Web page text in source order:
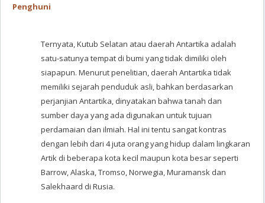
Penghuni
Ternyata, Kutub Selatan atau daerah Antartika adalah
satu-satunya tempat di bumi yang tidak dimiliki oleh
siapapun. Menurut penelitian, daerah Antartika tidak
memiliki sejarah penduduk asli, bahkan berdasarkan
perjanjian Antartika, dinyatakan bahwa tanah dan
sumber daya yang ada digunakan untuk tujuan
perdamaian dan ilmiah. Hal ini tentu sangat kontras
dengan lebih dari 4 juta orang yang hidup dalam lingkaran
Artik di beberapa kota kecil maupun kota besar seperti
Barrow, Alaska, Tromso, Norwegia, Muramansk dan
Salekhaard di Rusia.